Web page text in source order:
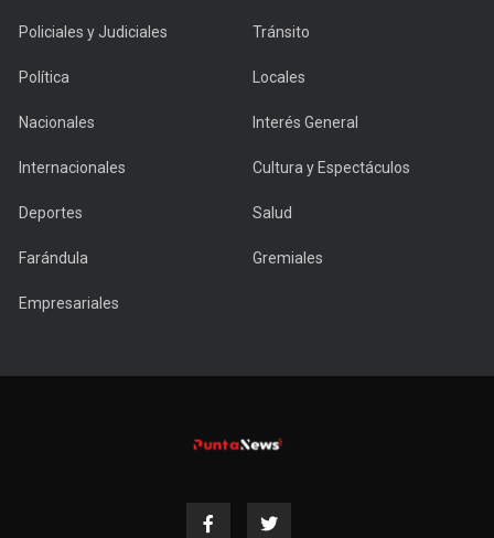
Policiales y Judiciales Tránsito
Política Locales
Nacionales Interés General
Internacionales Cultura y Espectáculos
Deportes Salud
Farándula Gremiales
Empresariales